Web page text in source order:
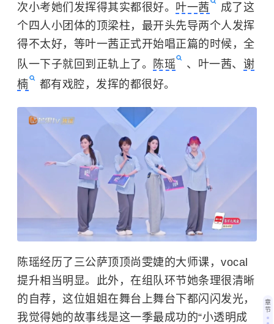
次小考她们发挥得其实都很好。 叶一茜
成了这
个四人小团体的顶梁柱，最开头先导两个人发挥
得不太好，等叶一茜正式开始唱正篇的时候，全
队一下子就回到正轨上了。
陈瑶 、叶一茜、 谢
楠
都有戏腔，发挥的都很好。
陈瑶经历了三公萨顶顶尚雯婕的大师课，vocal
提升相当明显。此外，在组队环节她条理很清晰
的自荐，这位姐姐在舞台上舞台下都闪闪发光，
我觉得她的故事线是这一季最成功的“小透明成
章
节